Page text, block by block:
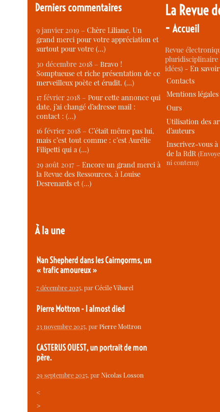
Derniers commentaires
9 janvier 2019 –Chère Liliane, Un
grand merci pour votre appréciation et
surtout pour votre (…)
30 décembre 2018 –Bravo !
Somptueuse et riche présentation de ce
merveilleux poète et érudit. (…)
17 février 2018 –Pour cette annonce qui
date, j’ai changé d’adresse mail :
contact : (…)
16 février 2018 –C’était même pas lui,
mais c’est tout comme : c’est Aurélie
Filipetti qui a (…)
29 août 2017 –Encore un grand merci à
la Revue des Ressources, à Louise
Desrenards et (…)
À la une
Nan Shepherd dans les Cairngorms, un
« trafic amoureux »
7 décembre 2025, parCécile Vibarel
Pierre Mottron - I almost died
23 novembre 2025, parPierre Mottron
CASTERUS OUEST, un portrait de mon
père.
29 septembre 2025, parNicolas Losson
<
>
La Revue
-Accueil
Revue
idées) -En
Contacts
Mentions légales
Ours
Utilisation des
d’auteurs
Inscrivez-vous
de la RdR
ni contenu)